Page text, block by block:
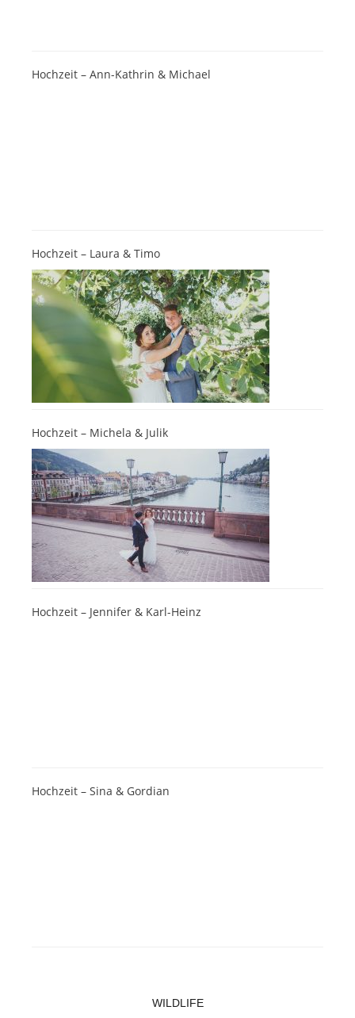
Hochzeit – Ann-Kathrin & Michael
Hochzeit – Laura & Timo
Hochzeit – Michela & Julik
Hochzeit – Jennifer & Karl-Heinz
Hochzeit – Sina & Gordian
WILDLIFE